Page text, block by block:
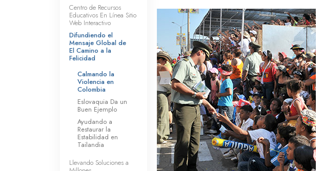
Centro de Recursos
Educativos En Línea Sitio
Web Interactivo
Difundiendo el
Mensaje Global de
El Camino a la
Felicidad
Calmando la
Violencia en
Colombia
Eslovaquia Da un
Buen Ejemplo
Ayudando a
Restaurar la
Estabilidad en
Tailandia
Llevando Soluciones a